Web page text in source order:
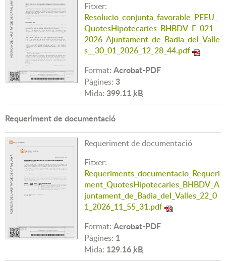
Fitxer:
Resolucio_conjunta_favorable_PEEU_
QuotesHipotecaries_BHBDV_F_021_
2026_Ajuntament_de_Badia_del_Valle
s__30_01_2026_12_28_44.pdf
Format: Acrobat-PDF
Pàgines: 3
Mida: 399.11 kB
Requeriment de documentació
Requeriment de documentació
Fitxer:
Requeriments_documentacio_Requeri
ment_QuotesHipotecaries_BHBDV_A
juntament_de_Badia_del_Valles_22_0
1_2026_11_55_31.pdf
Format: Acrobat-PDF
Pàgines: 1
Mida: 129.16 kB